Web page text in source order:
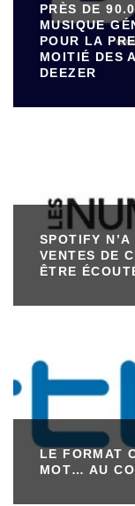
PRÈS DE
MUSIQUE
POUR LA
MOITIÉ DES
DEEZER
SPOTIFY
VENTES DE
ÊTRE
LE FORMAT
MOT… AU